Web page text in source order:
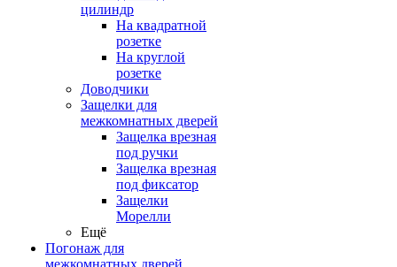
цилиндр
На квадратной
розетке
На круглой
розетке
Доводчики
Защелки для
межкомнатных дверей
Защелка врезная
под ручки
Защелка врезная
под фиксатор
Защелки
Морелли
Ещё
Погонаж для
межкомнатных дверей